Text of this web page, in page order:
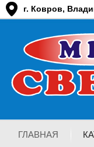
г. Ковров,
ГЛАВНАЯ